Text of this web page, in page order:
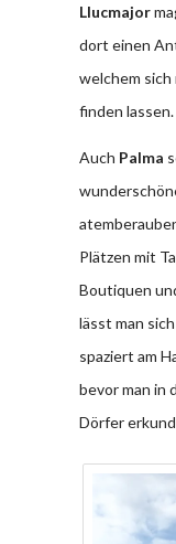
Llucmajor
dort einen
welchem sich
finden lassen.
Auch Palma
Plätzen mit
Boutiquen
lässt man
spaziert am
bevor man in
Dörfer